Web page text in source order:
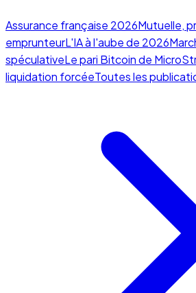
Assurance française 2026Mutuelle,
emprunteurL'IA à l'aube de 2026
spéculativeLe pari Bitcoin de
liquidation forcéeToutes les